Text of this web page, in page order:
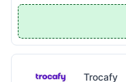
Trocafy